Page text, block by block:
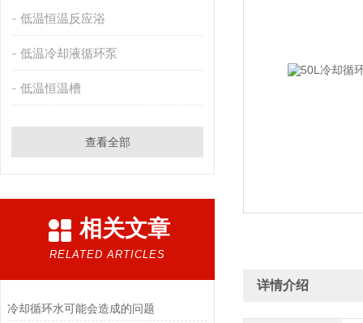
低温恒温反应浴
低温冷却液循环泵
低温恒温槽
查看全部
相关文章
RELATED ARTICLES
冷却循环水可能会造成的问题
详情介绍